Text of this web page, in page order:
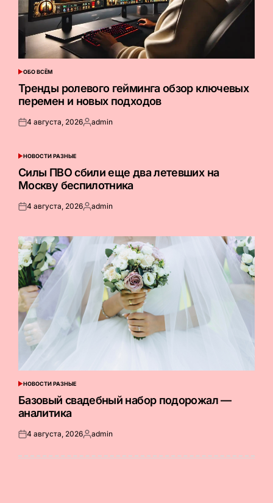
ОПУБЛИКОВАНО
В
ОБО ВСЁМ
Тренды ролевого гейминга обзор ключевых
перемен и новых подходов
Опубликовано
4 августа, 2026Запись
admin
ОПУБЛИКОВАНО
НОВОСТИ РАЗНЫЕ
Силы ПВО сбили еще два летевших на
Москву беспилотника
Опубликовано
4 августа, 2026Запись
admin
ОПУБЛИКОВАНО
В
НОВОСТИ РАЗНЫЕ
Базовый свадебный набор подорожал —
аналитика
Опубликовано
4 августа, 2026Запись
admin